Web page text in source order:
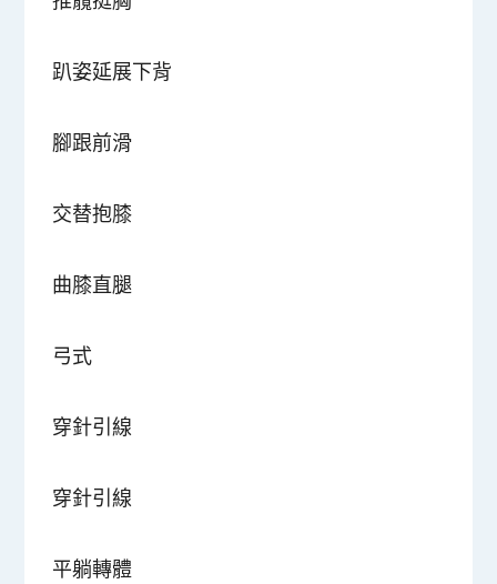
趴姿延展下背
腳跟前滑
交替抱膝
曲膝直腿
弓式
穿針引線
穿針引線
平躺轉體